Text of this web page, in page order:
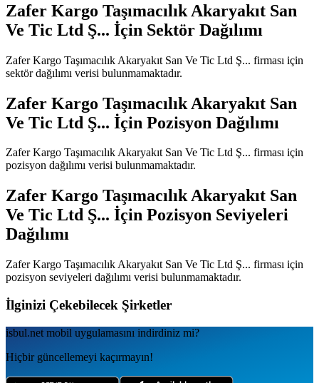
Zafer Kargo Taşımacılık Akaryakıt San
Ve Tic Ltd Ş... İçin Sektör Dağılımı
Zafer Kargo Taşımacılık Akaryakıt San Ve Tic Ltd Ş... firması için
sektör dağılımı verisi bulunmamaktadır.
Zafer Kargo Taşımacılık Akaryakıt San
Ve Tic Ltd Ş... İçin Pozisyon Dağılımı
Zafer Kargo Taşımacılık Akaryakıt San Ve Tic Ltd Ş... firması için
pozisyon dağılımı verisi bulunmamaktadır.
Zafer Kargo Taşımacılık Akaryakıt San
Ve Tic Ltd Ş... İçin Pozisyon Seviyeleri
Dağılımı
Zafer Kargo Taşımacılık Akaryakıt San Ve Tic Ltd Ş... firması için
pozisyon seviyeleri dağılımı verisi bulunmamaktadır.
İlginizi Çekebilecek Şirketler
isbul.net mobil uygulamаsını indirdiniz mi?
Hiçbir güncellemeyi kaçırmayın!